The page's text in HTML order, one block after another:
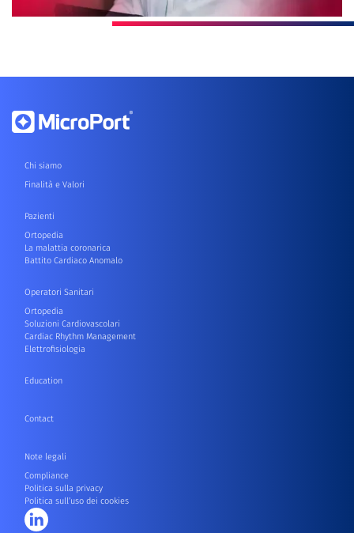
Chi siamo
Finalità e Valori
Pazienti
Ortopedia
La malattia coronarica
Battito Cardiaco Anomalo
Operatori Sanitari
Ortopedia
Soluzioni Cardiovascolari
Cardiac Rhythm Management
Elettrofisiologia
Education
Contact
Note legali
Compliance
Politica sulla privacy
Politica sull’uso dei cookies